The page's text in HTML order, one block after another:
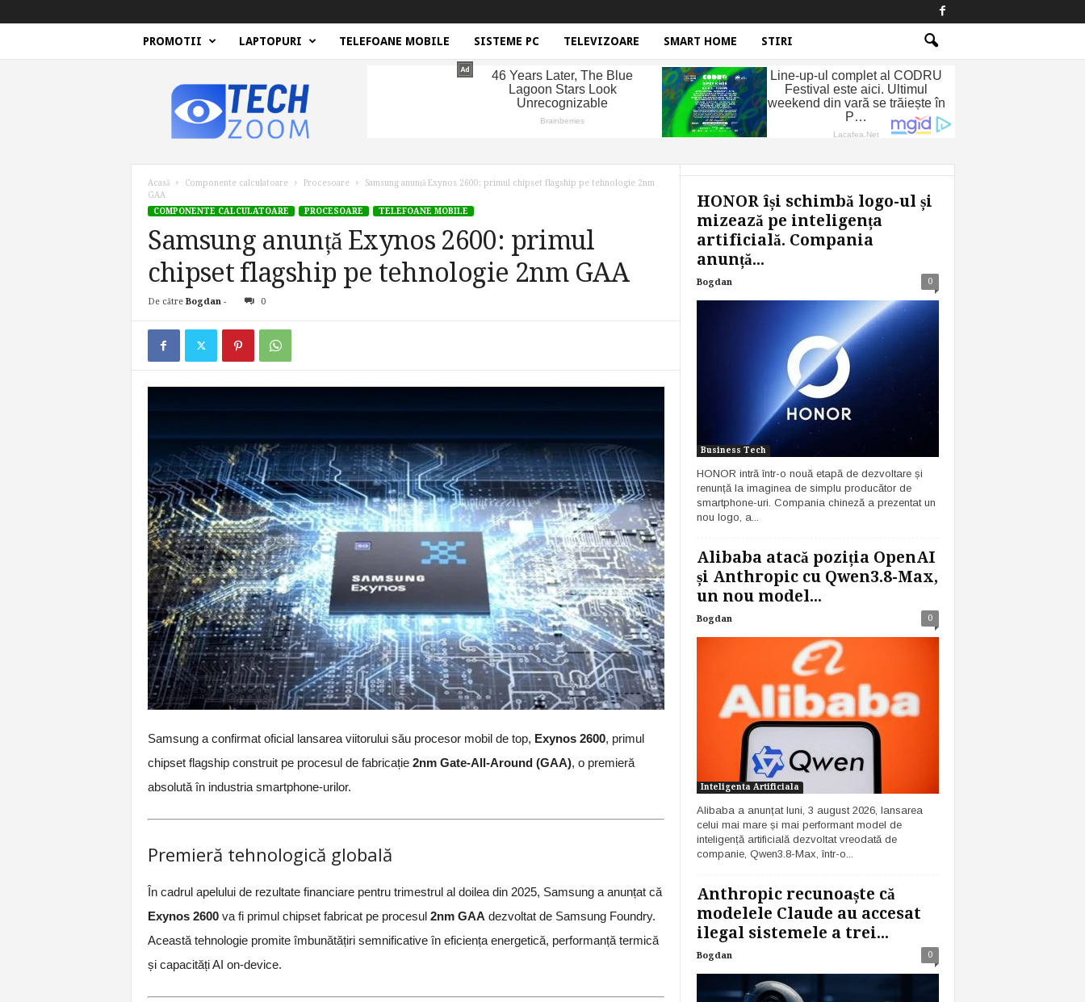
PROMOTII LAPTOPURI TELEFOANE MOBILE SISTEME PC TELEVIZOARE SMART HOME STIRI
Acasă Componente calculatoare Procesoare
Samsung anunță Exynos 2600: primul chipset flagship pe tehnologie 2nm
GAA
COMPONENTE CALCULATOARE
PROCESOARE TELEFOANE MOBILE
Samsung anunță Exynos 2600: primul
chipset flagship pe tehnologie 2nm GAA
De către Bogdan- 0
Samsung a confirmat oficial lansarea viitorului său procesor mobil de top, Exynos 2600, primul
chipset flagship construit pe procesul de fabricație 2nm Gate-All-Around (GAA), o premieră
absolută în industria smartphone-urilor.
Premieră tehnologică globală
În cadrul apelului de rezultate financiare pentru trimestrul al doilea din 2025, Samsung a anunțat că
Exynos 2600va fi primul chipset fabricat pe procesul 2nm GAA dezvoltat de Samsung Foundry.
Această tehnologie promite îmbunătățiri semnificative în eficiența energetică, performanță termică
și capacități AI on-device.
HONOR își schimbă logo-ul și
mizează pe inteligența
artificială. Compania
anunță...
Bogdan 0
Business Tech
HONOR intră într-o nouă etapă de dezvoltare și
renunță la imaginea de simplu producător de
smartphone-uri. Compania chineză a prezentat un
nou logo, a...
Alibaba atacă poziția OpenAI
și Anthropic cu Qwen3.8-Max,
un nou model...
Bogdan 0
Inteligenta Artificiala
Alibaba a anunțat luni, 3 august 2026, lansarea
celui mai mare și mai performant model de
inteligență artificială dezvoltat vreodată de
companie, Qwen3.8-Max, într-o...
Anthropic recunoaște că
modelele Claude au accesat
ilegal sistemele a trei...
Bogdan 0